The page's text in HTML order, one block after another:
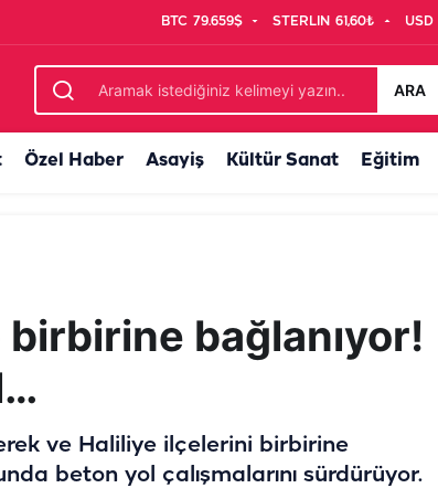
BTC 79.659$ STERLIN 61,60₺ USD
ARA
Özel Haber Asayiş Kültür Sanat Eğitim
birbirine bağlanıyor!
ve Haliliye ilçelerini birbirine
beton yol çalışmalarını sürdürüyor.
5 mahallede çalışma başladı